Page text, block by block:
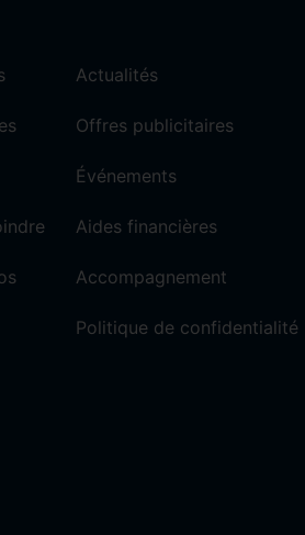
Actualités
Offres publicitaires
Événements
Aides financières
Accompagnement
Politique de confidentialité